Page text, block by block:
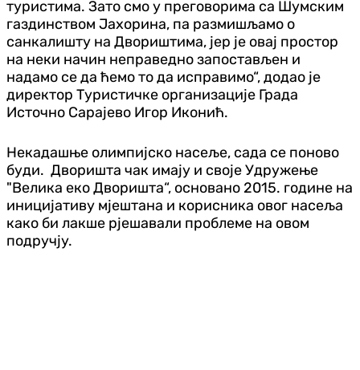
туристима. Зато смо у преговорима са Шумским
газдинством Јахорина, па размишљамо о
санкалишту на Двориштима, јер је овај простор
на неки начин неправедно запостављен и
надамо се да ћемо то да исправимо“, додао је
директор Туристичке организације Града
Источно Сарајево Игор Иконић.
Некадашње олимпијско насеље, сада се поново
буди. Дворишта чак имају и своје Удружење
"Велика еко Дворишта“, основано 2015. године на
иницијативу мјештана и корисника овог насеља
како би лакше рјешавали проблеме на овом
подручју.